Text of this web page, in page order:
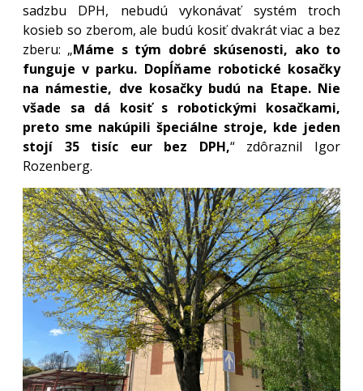
sadzbu DPH, nebudú vykonávať systém troch
kosieb so zberom, ale budú kosiť dvakrát viac a bez
zberu: „Máme s tým dobré skúsenosti, ako to
funguje v parku. Dopĺňame robotické kosačky
na námestie, dve kosačky budú na Etape. Nie
všade sa dá kosiť s robotickými kosačkami,
preto sme nakúpili špeciálne stroje, kde jeden
stojí 35 tisíc eur bez DPH,“ zdôraznil Igor
Rozenberg.